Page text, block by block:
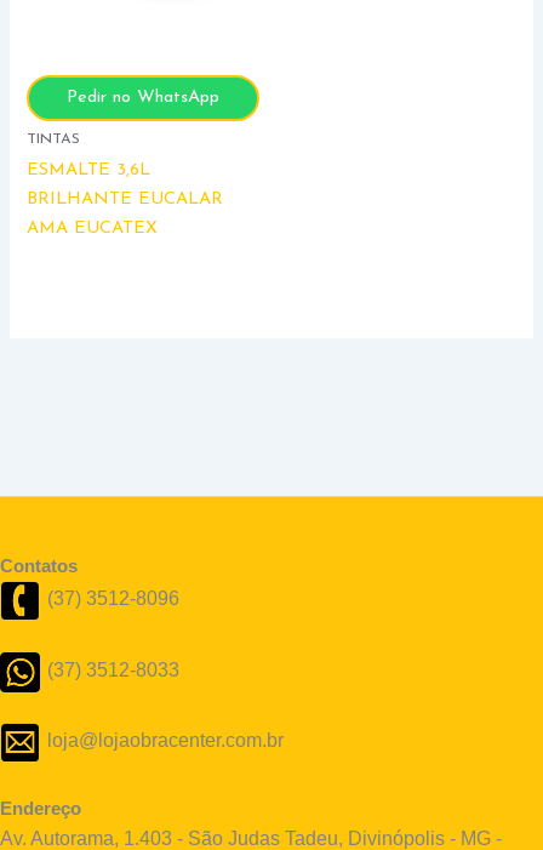
Pedir no WhatsApp
TINTAS
ESMALTE 3,6L
BRILHANTE EUCALAR
AMA EUCATEX
Contatos
(37) 3512-8096
(37) 3512-8033
loja@lojaobracenter.com.br
Endereço
Av. Autorama, 1.403 - São Judas Tadeu, Divinópolis - MG -